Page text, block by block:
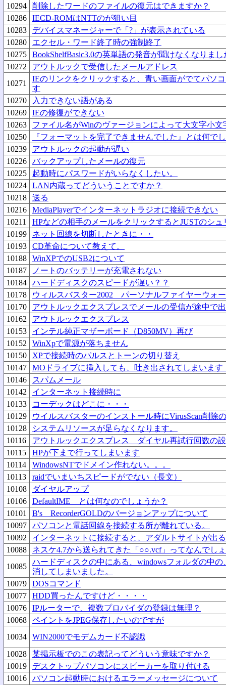
10294
削除したワードのファイルの復元はできますか？
10286
IECD-ROMはNTTのが狙い目
10283
デバイスマネージャーで「?」が表示されている
10280
エクセル・ワード終了時の強制終了
10275
BookShelfBasic3.0の英単語の発音が聞けなくなりま
10272
アウトルックで受信したメールアドレス
10271
IEのリンクをクリックすると、青い画面がでてパソ
す
10270
入力できない語がある
10269
IEの修復ができない
10263
ファイル名がWinのヴァージョンによって大文字小文
10250
『フォーマットを完了できませんでした』とは何で
10239
アウトルックの起動が遅い
10226
バックアップしたメールの復元
10225
起動時にパスワードがいらなくしたい。
10224
LAN内蔵ってどういうことですか？
10218
送る
10216
MediaPlayerでインターネットラジオに接続できない
10211
HPなどの相手のメールをクリックするとJUSTのシ
10199
ネット回線を切断したときに・・
10193
CD革命について教えて。
10188
WinXPでのUSB2について
10187
ノートのバッテリーが充電されない
10184
ハードディスクのスピードが遅い？？
10178
ウィルスバスター2002 パーソナルファイヤーウォ
10170
アウトルックエクスプレスでメールの受信が途中で
10162
アウトルックエクスプレス
10153
インテル純正マザーボード（D850MV）再び
10152
WinXpで電源が落ちません
10150
XPで接続時のパルスとトーンの切り替え
10147
MOドライブに挿入しても、吐き出されてしまいます
10146
スパムメール
10142
インターネット接続時に
10133
コーデックはどこに・・・
10129
ウイルスバスターのインストール時にVirusScan削除
10128
システムリソースが足らなくなります。
10116
アウトルックエクスプレス ダイヤル再試行回数の
10115
HPが下まで行ってしまいます
10114
WindowsNTでドメイン作れない。。。
10113
raidでいまいちスピードがでない（長文）
10108
ダイヤルアップ
10106
DefaultIME とは何なのでしょうか？
10101
B's RecorderGOLDのバージョンアップについて
10097
パソコンと電話回線を接続する所が離れている。
10092
インターネットに接続すると、アダルトサイトが出
10088
ネスケ4.7から送られてきた「○○.vcf」ってなんでし
10085
ハードディスクの中にある、windowsフォルダの中
消してしまいました。
10079
DOSコマンド
10077
HDD買ったんですけど・・・・
10076
IPルーターで、複数プロバイダの登録は無理？
10068
ペイントをJPEG保存したいのですが
10034
WIN2000でモデムカード不認識
10028
某掲示板でのこの表記ってどういう意味ですか？
10019
デスクトップパソコンにスピーカーを取り付ける
10016
パソコン起動時におけるエラーメッセージについて